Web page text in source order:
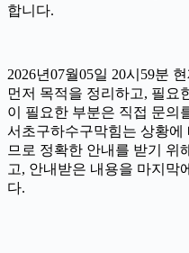
합니다.
2026년07월05일 20시59분
먼저 목적을 정리하고, 필요
이 필요한 부분은 직접 문의
서초구하수구막힘는 상황에
므로 정확한 안내를 받기 위
고, 안내받은 내용을 마지막
다.